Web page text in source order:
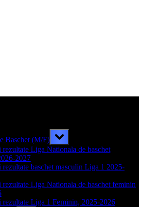
Baschet (M/F)
Toggle
sub-
menu
rezultate Liga Nationala de baschet
2027
rezultate baschet masculin Liga 1 2025-
rezultate Liga Nationala de baschet feminin
rezultate Liga 1 Feminin, 2025-2026